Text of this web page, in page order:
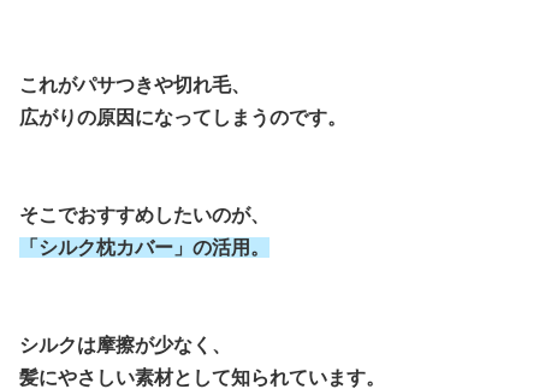
これがパサつきや切れ毛、
広がりの原因になってしまうのです。
そこでおすすめしたいのが、
「シルク枕カバー」の活用。
シルクは摩擦が少なく、
髪にやさしい素材として知られています。